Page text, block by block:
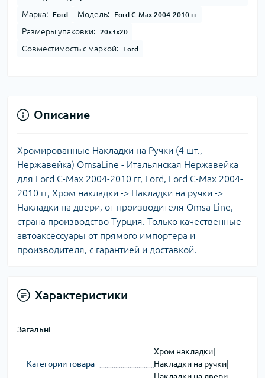
Марка: Ford Модель: Ford C-Max 2004-2010 гг
Размеры упаковки: 20x3x20
Совместимость с маркой: Ford
Описание
Хромированные Накладки на Ручки (4 шт.,
Нержавейка) OmsaLine - Итальянская Нержавейка
для Ford C-Max 2004-2010 гг, Ford, Ford C-Max 2004-
2010 гг, Хром накладки -> Накладки на ручки ->
Накладки на двери, от производителя Omsa Line,
страна производство Турция. Только качественные
автоаксессуары от прямого импортера и
производителя, с гарантией и доставкой.
Характеристики
Загальні
Категории товара
Хром накладки|
Накладки на ручки|